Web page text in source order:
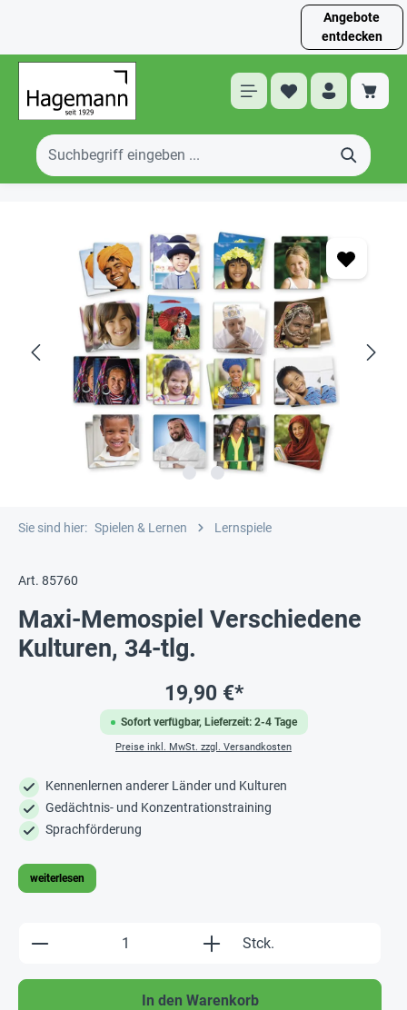
Angebote
entdecken
Sie sind hier: Spielen & Lernen Lernspiele
Art. 85760
Maxi-Memospiel Verschiedene
Kulturen, 34-tlg.
Sofort verfügbar, Lieferzeit: 2-4 Tage
19,90 €*
Preise inkl. MwSt. zzgl. Versandkosten
Kennenlernen anderer Länder und Kulturen
Gedächtnis- und Konzentrationstraining
Sprachförderung
weiterlesen
Produkt Anzahl: Gib den gewünschten
Stck.
In den Warenkorb